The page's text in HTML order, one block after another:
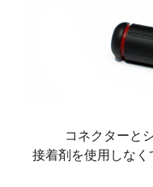
コネクターと
接着剤を使用しなく